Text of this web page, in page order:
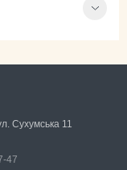
Сухумська 11
47